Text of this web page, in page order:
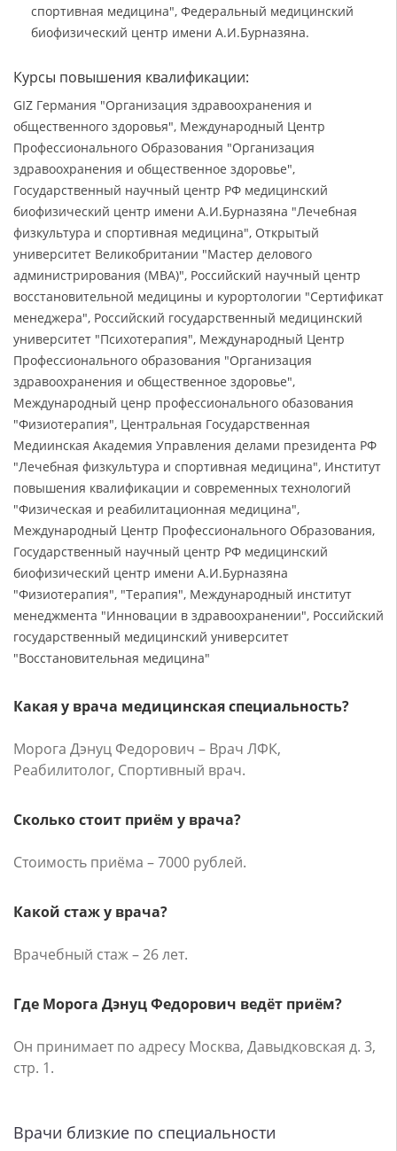
спортивная медицина", Федеральный медицинский
биофизический центр имени А.И.Бурназяна.
Курсы повышения квалификации:
GIZ Германия "Организация здравоохранения и
общественного здоровья", Международный Центр
Профессионального Образования "Организация
здравоохранения и общественное здоровье",
Государственный научный центр РФ медицинский
биофизический центр имени А.И.Бурназяна "Лечебная
физкультура и спортивная медицина", Открытый
университет Великобритании "Мастер делового
администрирования (МВА)", Российский научный центр
восстановительной медицины и курортологии "Сертификат
менеджера", Российский государственный медицинский
университет "Психотерапия", Международный Центр
Профессионального образования "Организация
здравоохранения и общественное здоровье",
Международный ценр профессионального обазования
"Физиотерапия", Центральная Государственная
Медиинская Академия Управления делами президента РФ
"Лечебная физкультура и спортивная медицина", Институт
повышения квалификации и современных технологий
"Физическая и реабилитационная медицина",
Международный Центр Профессионального Образования,
Государственный научный центр РФ медицинский
биофизический центр имени А.И.Бурназяна
"Физиотерапия", "Терапия", Международный институт
менеджмента "Инновации в здравоохранении", Российский
государственный медицинский университет
"Восстановительная медицина"
Какая у врача медицинская специальность?
Морога Дэнуц Федорович – Врач ЛФК,
Реабилитолог, Спортивный врач.
Сколько стоит приём у врача?
Стоимость приёма – 7000 рублей.
Какой стаж у врача?
Врачебный стаж – 26 лет.
Где Морога Дэнуц Федорович ведёт приём?
Он принимает по адресу Москва, Давыдковская д. 3,
стр. 1.
Врачи близкие по специальности